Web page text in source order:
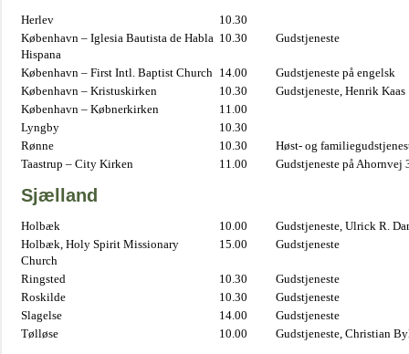
Herlev
10.30
København – Iglesia Bautista de Habla
Hispana
10.30 Gudstjeneste
København – First Intl. Baptist Church 14.00
Gudstjeneste på engelsk
København – Kristuskirken
10.30
Gudstjeneste, Henrik Kaas
København – Købnerkirken
11.00
Lyngby
10.30
Rønne
10.30
Høst- og
Taastrup – City Kirken
11.00 Gudstjeneste på Ahornvej
Sjælland
Holbæk 10.00
Gudstjeneste, Ulrick R.
Holbæk, Holy Spirit Missionary
Church
15.00 Gudstjeneste
Ringsted 10.30
Gudstjeneste
Roskilde
10.30
Gudstjeneste
Slagelse
14.00
Gudstjeneste
Tølløse
10.00 Gudstjeneste, Christian